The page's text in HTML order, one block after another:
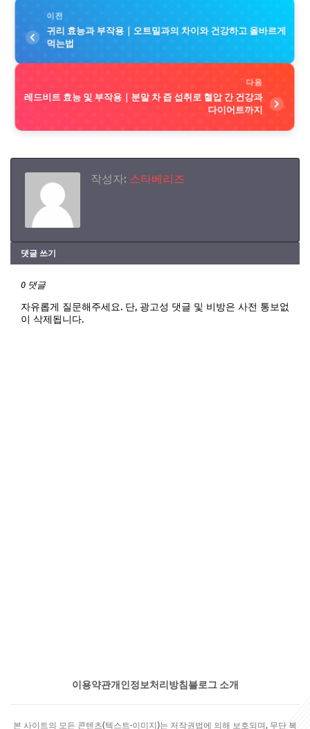
이전
귀리 효능과 부작용｜오트밀과의 차이와 건강하고 올바르게
먹는법
다음
레드비트 효능 및 부작용｜분말 차 즙 섭취로 혈압 간 건강과
다이어트까지
작성자: 스타베리즈
댓글 쓰기
0 댓글
자유롭게 질문해주세요. 단, 광고성 댓글 및 비방은 사전 통보없
이 삭제됩니다.
이용약관개인정보처리방침 블로그 소개
본 사이트의 모든 콘텐츠(텍스트·이미지)는 저작권법에 의해 보호되며, 무단 복